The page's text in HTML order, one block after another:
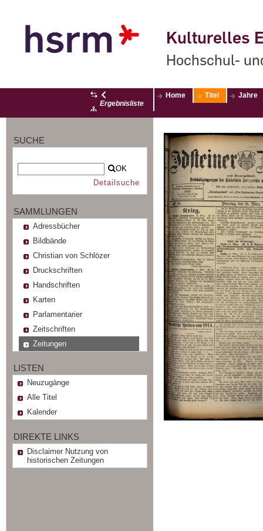
Kulturelles
Hochschul-
Ergebnisliste
Home Titel Jahre
SUCHE
OK
Detailsuche
SAMMLUNGEN
Adressbücher
Bildbände
Christian von Schlözer
Druckschriften
Handschriften
Karten
Parlamentarier
Zeitschriften
Zeitungen
LISTEN
Neuzugänge
Alle Titel
Kalender
DIREKTE LINKS
Disclaimer Nutzung von
historischen Zeitungen